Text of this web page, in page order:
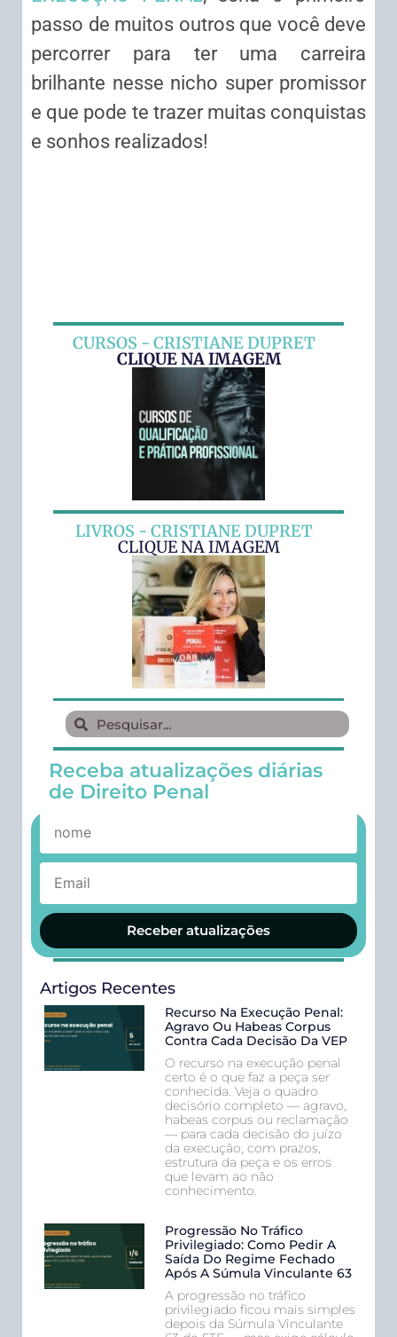
passo de muitos outros que você deve
percorrer para ter uma carreira
brilhante nesse nicho super promissor
e que pode te trazer muitas conquistas
e sonhos realizados!
CURSOS - CRISTIANE DUPRET
CLIQUE NA IMAGEM
LIVROS - CRISTIANE DUPRET
CLIQUE NA IMAGEM
Receba atualizações diárias
de Direito Penal
Receber atualizações
Artigos Recentes
Recurso Na Execução Penal:
Agravo Ou Habeas Corpus
Contra Cada Decisão Da VEP
O recurso na execução penal
certo é o que faz a peça ser
conhecida. Veja o quadro
decisório completo — agravo,
habeas corpus ou reclamação
— para cada decisão do juízo
da execução, com prazos,
estrutura da peça e os erros
que levam ao não
conhecimento.
Progressão No Tráfico
Privilegiado: Como Pedir A
Saída Do Regime Fechado
Após A Súmula Vinculante 63
A progressão no tráfico
privilegiado ficou mais simples
depois da Súmula Vinculante